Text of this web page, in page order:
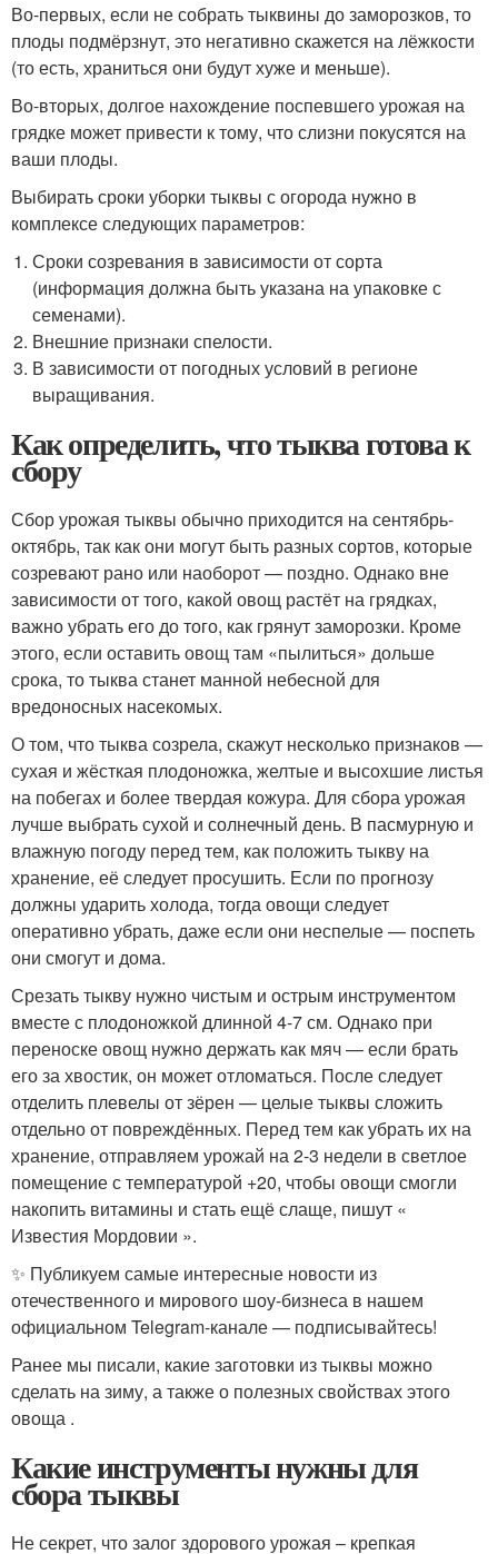
Во-первых, если не собрать тыквины до заморозков, то
плоды подмёрзнут, это негативно скажется на лёжкости
(то есть, храниться они будут хуже и меньше).
Во-вторых, долгое нахождение поспевшего урожая на
грядке может привести к тому, что слизни покусятся на
ваши плоды.
Выбирать сроки уборки тыквы с огорода нужно в
комплексе следующих параметров:
Сроки созревания в зависимости от сорта
(информация должна быть указана на упаковке с
семенами).
Внешние признаки спелости.
В зависимости от погодных условий в регионе
выращивания.
Как определить, что тыква готова к
сбору
Сбор урожая тыквы обычно приходится на сентябрь-
октябрь, так как они могут быть разных сортов, которые
созревают рано или наоборот — поздно. Однако вне
зависимости от того, какой овощ растёт на грядках,
важно убрать его до того, как грянут заморозки. Кроме
этого, если оставить овощ там «пылиться» дольше
срока, то тыква станет манной небесной для
вредоносных насекомых.
О том, что тыква созрела, скажут несколько признаков —
сухая и жёсткая плодоножка, желтые и высохшие листья
на побегах и более твердая кожура. Для сбора урожая
лучше выбрать сухой и солнечный день. В пасмурную и
влажную погоду перед тем, как положить тыкву на
хранение, её следует просушить. Если по прогнозу
должны ударить холода, тогда овощи следует
оперативно убрать, даже если они неспелые — поспеть
они смогут и дома.
Срезать тыкву нужно чистым и острым инструментом
вместе с плодоножкой длинной 4-7 см. Однако при
переноске овощ нужно держать как мяч — если брать
его за хвостик, он может отломаться. После следует
отделить плевелы от зёрен — целые тыквы сложить
отдельно от повреждённых. Перед тем как убрать их на
хранение, отправляем урожай на 2-3 недели в светлое
помещение с температурой +20, чтобы овощи смогли
накопить витамины и стать ещё слаще, пишут «
Известия Мордовии ».
✨ Публикуем самые интересные новости из
отечественного и мирового шоу-бизнеса в нашем
официальном Telegram-канале — подписывайтесь!
Ранее мы писали, какие заготовки из тыквы можно
сделать на зиму, а также о полезных свойствах этого
овоща .
Какие инструменты нужны для
сбора тыквы
Не секрет, что залог здорового урожая – крепкая